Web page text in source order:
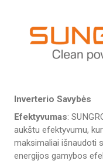
Inverterio Savybės
Efektyvumas:
aukštu efektyvumu,
maksimaliai išnaudoti
energijos gamybos